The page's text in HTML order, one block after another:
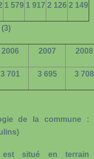
1 579 1 917 2 126 2 149
2006 2007 2008
3 701 3 695 3 708
de la commune :
situé en terrain